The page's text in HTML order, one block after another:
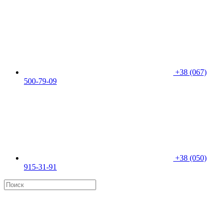
+38 (067)
500-79-09
+38 (050)
915-31-91